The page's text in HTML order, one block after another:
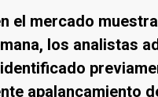
el mercado
los analistas
apalancamiento